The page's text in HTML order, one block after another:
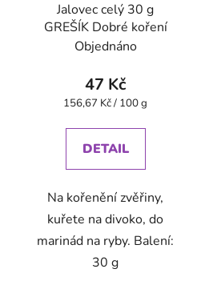
Jalovec celý 30 g
GREŠÍK Dobré koření
Objednáno
47 Kč
Měrná
156,67 Kč / 100 g
DETAIL
Na kořenění zvěřiny,
kuřete na divoko, do
marinád na ryby. Balení:
30 g